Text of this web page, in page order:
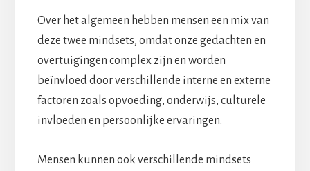
Over het algemeen hebben mensen een mix van
deze twee mindsets, omdat onze gedachten en
overtuigingen complex zijn en worden
beïnvloed door verschillende interne en externe
factoren zoals opvoeding, onderwijs, culturele
invloeden en persoonlijke ervaringen.
Mensen kunnen ook verschillende mindsets